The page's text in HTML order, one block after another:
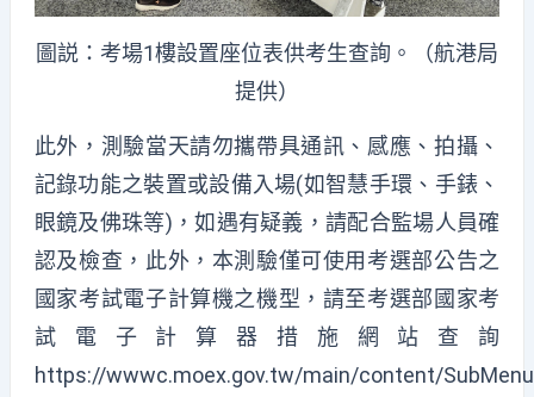
圖説：考場1樓設置座位表供考生查詢。（航港局
提供）
此外，測驗當天請勿攜帶具通訊、感應、拍攝、
記錄功能之裝置或設備入場(如智慧手環、手錶、
眼鏡及佛珠等)，如遇有疑義，請配合監場人員確
認及檢查，此外，本測驗僅可使用考選部公告之
國家考試電子計算機之機型，請至考選部國家考
試電子計算器措施網站查詢
https://wwwc.moex.gov.tw/main/content/